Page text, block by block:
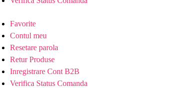
Favorite
Contul meu
Resetare parola
Retur Produse
Inregistrare Cont B2B
Verifica Status Comanda